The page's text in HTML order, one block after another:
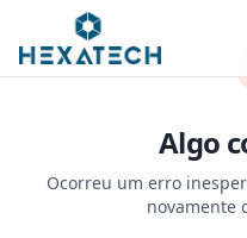
Algo
Ocorreu um erro
novamente